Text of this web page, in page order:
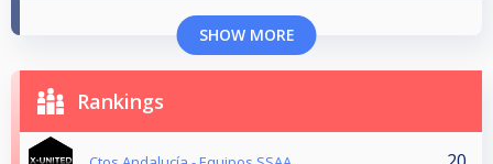
SHOW MORE
Rankings